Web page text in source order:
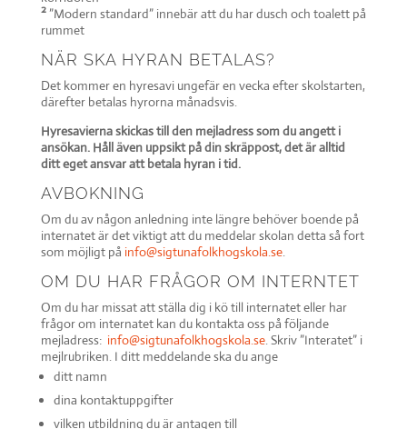
2”Modern standard” innebär att du har dusch och toalett på
rummet
NÄR SKA HYRAN BETALAS?
Det kommer en hyresavi ungefär en vecka efter skolstarten,
därefter betalas hyrorna månadsvis.
Hyresavierna skickas till den mejladress som du angett i
ansökan. Håll även uppsikt på din skräppost, det är alltid
ditt eget ansvar att betala hyran i tid.
AVBOKNING
Om du av någon anledning inte längre behöver boende på
internatet är det viktigt att du meddelar skolan detta så fort
som möjligt på info@sigtunafolkhogskola.se.
OM DU HAR FRÅGOR OM INTERNTET
Om du har missat att ställa dig i kö till internatet eller har
frågor om internatet kan du kontakta oss på följande
mejladress: info@sigtunafolkhogskola.se. Skriv ”Interatet” i
mejlrubriken. I ditt meddelande ska du ange
ditt namn
dina kontaktuppgifter
vilken utbildning du är antagen till